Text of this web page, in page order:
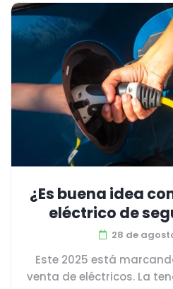
¿Es buena idea
eléctrico de
28 de
Este 2025 está
venta de eléctricos. La